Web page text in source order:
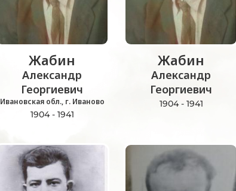
Жабин
Александр
Георгиевич
Ивановская обл., г. Иваново
1904 - 1941
Жабин
Александр
Георгиевич
1904 - 1941